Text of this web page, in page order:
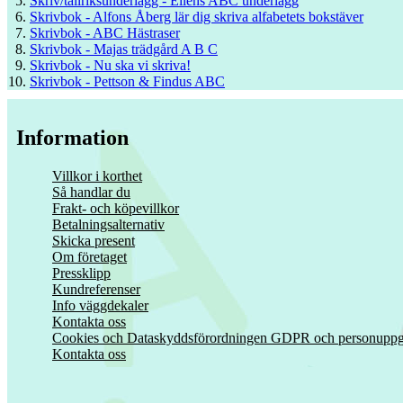
Skrivbok - Alfons Åberg lär dig skriva alfabetets bokstäver
Skrivbok - ABC Hästraser
Skrivbok - Majas trädgård A B C
Skrivbok - Nu ska vi skriva!
Skrivbok - Pettson & Findus ABC
Information
Villkor i korthet
Så handlar du
Frakt- och köpevillkor
Betalningsalternativ
Skicka present
Om företaget
Pressklipp
Kundreferenser
Info väggdekaler
Kontakta oss
Cookies och Dataskyddsförordningen GDPR och
Kontakta oss